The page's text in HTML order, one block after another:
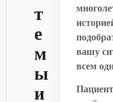
т
е
м
ы
и
вашу
всем